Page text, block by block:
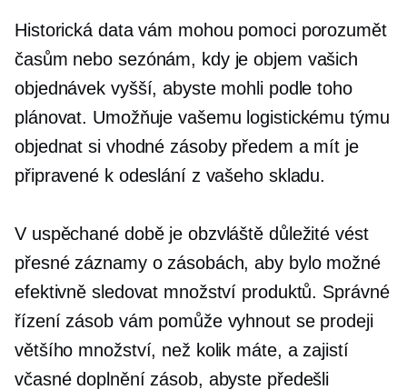
Historická data vám mohou pomoci porozumět
časům nebo sezónám, kdy je objem vašich
objednávek vyšší, abyste mohli podle toho
plánovat. Umožňuje vašemu logistickému týmu
objednat si vhodné zásoby předem a mít je
připravené k odeslání z vašeho skladu.
V uspěchané době je obzvláště důležité vést
přesné záznamy o zásobách, aby bylo možné
efektivně sledovat množství produktů. Správné
řízení zásob vám pomůže vyhnout se prodeji
většího množství, než kolik máte, a zajistí
včasné doplnění zásob, abyste předešli